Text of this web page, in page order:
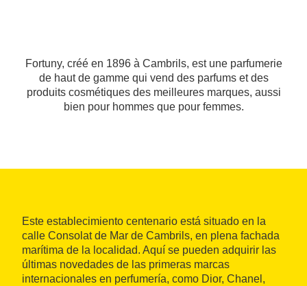
Fortuny, créé en 1896 à Cambrils, est une parfumerie
de haut de gamme qui vend des parfums et des
produits cosmétiques des meilleures marques, aussi
bien pour hommes que pour femmes.
Este establecimiento centenario está situado en la
calle Consolat de Mar de Cambrils, en plena fachada
marítima de la localidad. Aquí se pueden adquirir las
últimas novedades de las primeras marcas
internacionales en perfumería, como Dior, Chanel,